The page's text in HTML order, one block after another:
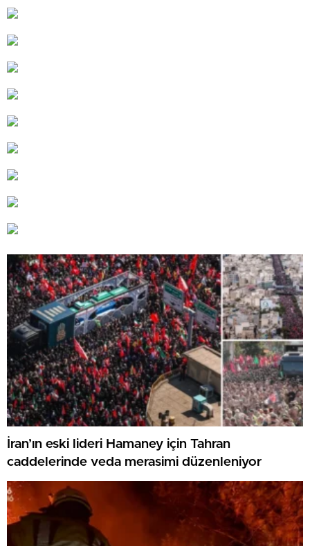
İran’ın eski lideri Hamaney için Tahran
caddelerinde veda merasimi düzenleniyor